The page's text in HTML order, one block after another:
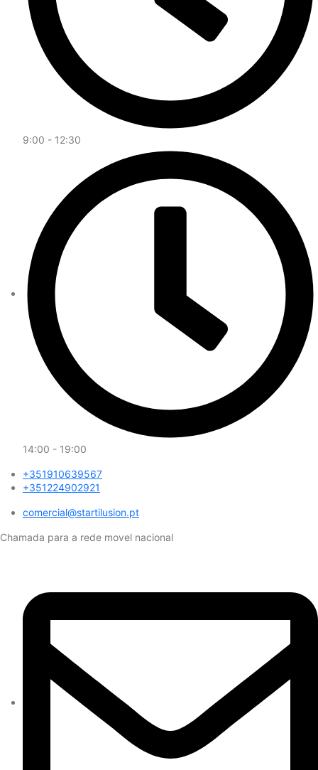
9:00 - 12:30
14:00 - 19:00
+351910639567
+351224902921
comercial@startilusion.pt​
Chamada para a rede movel nacional